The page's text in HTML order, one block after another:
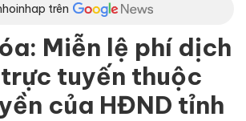
trên
Miễn lệ phí dịch
tuyến thuộc
của HĐND tỉnh